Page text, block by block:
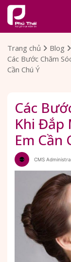
Trang chủ Blog
Các Bước Chăm
Cần Chú Ý
Các
Khi Đắp
Em Cần
CMS